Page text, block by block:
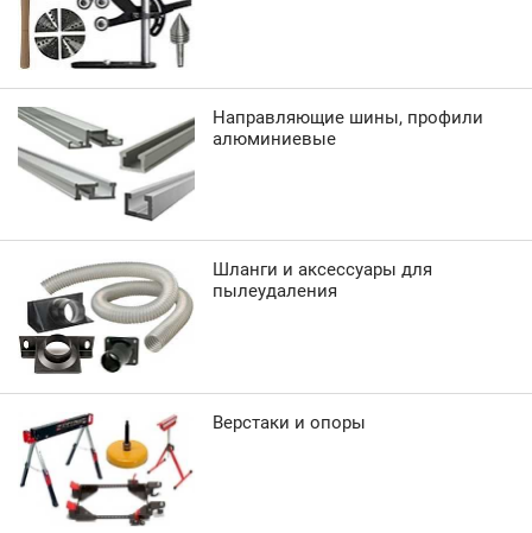
Направляющие шины, профили
алюминиевые
Шланги и аксессуары для
пылеудаления
Верстаки и опоры